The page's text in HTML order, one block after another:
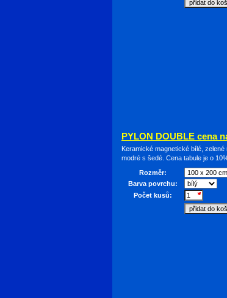
PYLON DOUBLE cena
Keramické magnetické bílé,
modré s šedé. Cena tabule je o
Rozměr:
Barva povrchu:
Počet kusů: